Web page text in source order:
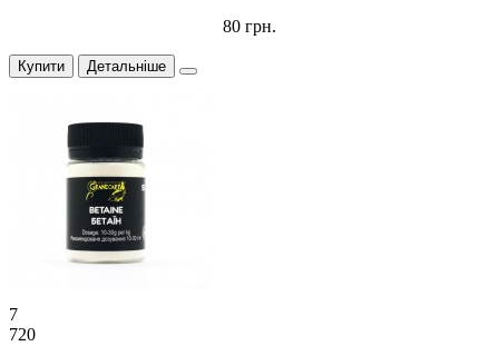
80 грн.
Купити Детальніше
7
720